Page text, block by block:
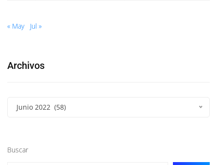
« May Jul »
Archivos
Junio 2022 (58)
Buscar